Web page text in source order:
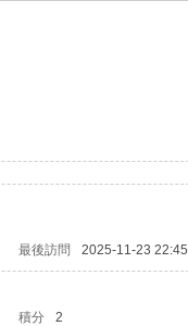
最後訪問 2025-11-23 22:45
積分 2